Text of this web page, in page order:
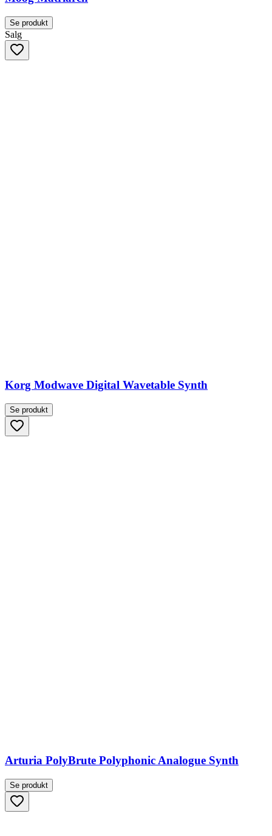
Se produkt
Salg
Korg Modwave Digital Wavetable Synth
Se produkt
Arturia PolyBrute Polyphonic Analogue Synth
Se produkt